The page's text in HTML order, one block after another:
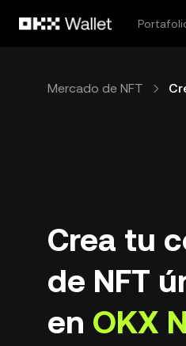
Mercado de NFT
Crea tu
de NFT
en OKX